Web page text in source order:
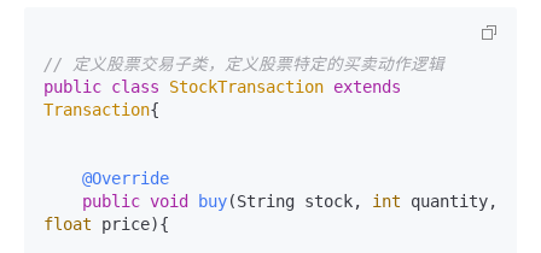
// 定义股票交易子类，定义股票特定的买卖动作逻辑
public class StockTransaction extends
Transaction{
@Override
public void buy(String stock, int
float price){